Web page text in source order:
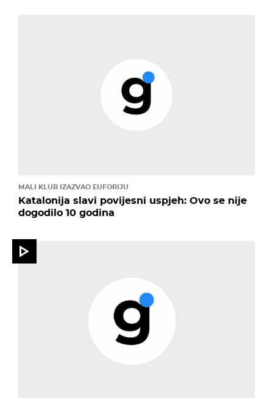
MALI KLUB IZAZVAO EUFORIJU
Katalonija slavi povijesni uspjeh: Ovo se nije
dogodilo 10 godina